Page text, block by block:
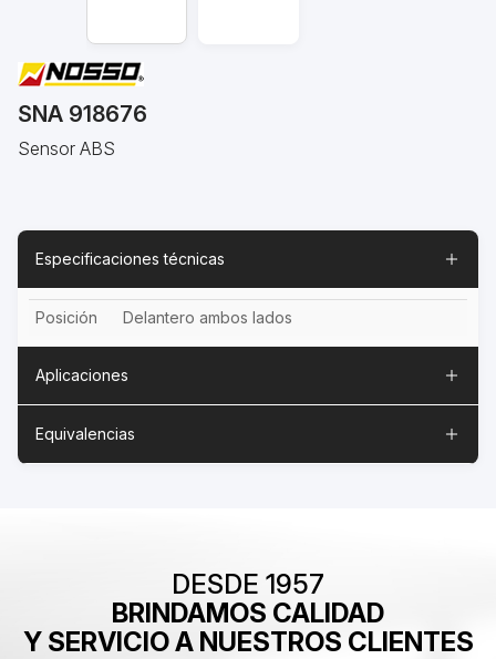
SNA 918676
Sensor ABS
Especificaciones técnicas
Posición Delantero ambos lados
Aplicaciones
Equivalencias
DESDE 1957
BRINDAMOS CALIDAD
Y SERVICIO A NUESTROS CLIENTES